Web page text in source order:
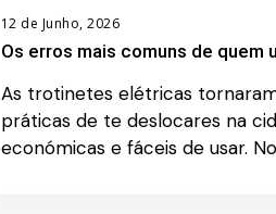
12 de Junho, 2026
Os erros mais comuns de
As trotinetes elétricas
práticas de te deslocares na
económicas e fáceis de usar.